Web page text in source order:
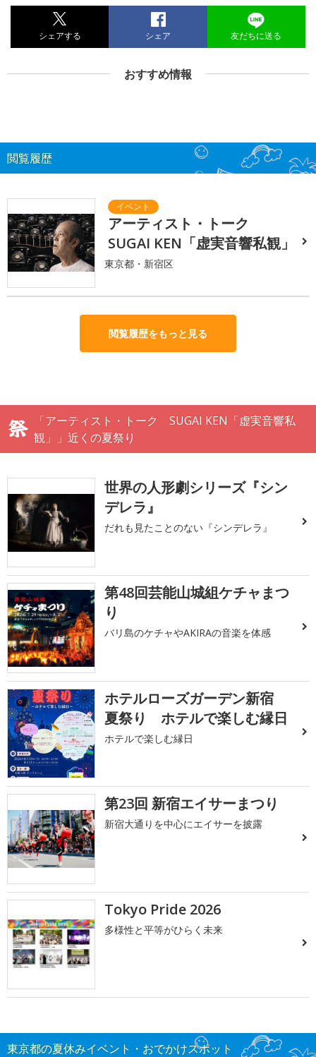
シェアする シェア 友だちに送る
おすすめ情報
閲覧履歴
アーティスト・トーク
SUGAI KEN「虚実音響私観」
東京都・新宿区
閲覧履歴をもっと見る
「アーティスト・トーク SUGAI KEN「虚実音響私
観」」近くの夏祭り
世界の人形劇シリーズ『シン
デレラ』
だれも見たことのない『シンデレラ』
第48回芸能山城組ケチャまつ
り
バリ島のケチャやAKIRAの音楽を体感
ホテルローズガーデン新宿
夏祭り ホテルで楽しむ縁日
ホテルで楽しむ縁日
第23回 新宿エイサーまつり
新宿大通りを中心にエイサーを披露
Tokyo Pride 2026
多様性と平等がひらく未来
東京都の夏休みイベント・おでかけスポット